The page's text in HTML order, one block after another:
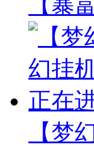
【梦